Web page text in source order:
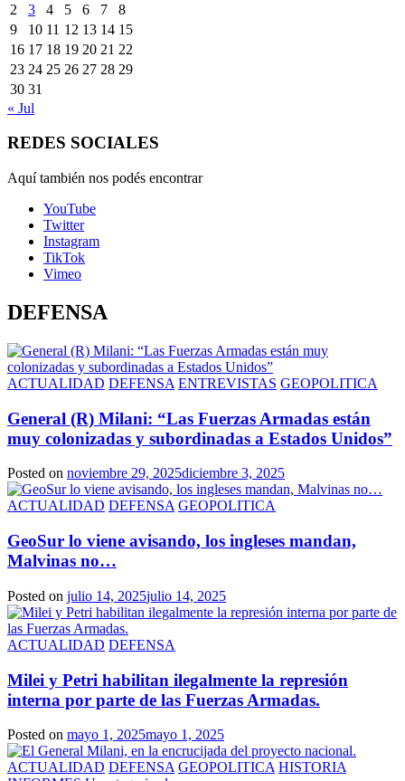
2
3 4 5 6 7
8
9
10 11 12 13 14 15
16 17 18 19 20 21 22
23 24 25 26 27 28 29
30 31
« Jul
REDES SOCIALES
Aquí también nos podés encontrar
YouTube
Twitter
Instagram
TikTok
Vimeo
DEFENSA
ACTUALIDAD DEFENSA ENTREVISTAS GEOPOLITICA
General (R) Milani: “Las Fuerzas Armadas están
muy colonizadas y subordinadas a Estados Unidos”
Posted on noviembre 29, 2025diciembre 3, 2025
ACTUALIDAD DEFENSA GEOPOLITICA
GeoSur lo viene avisando, los ingleses mandan,
Malvinas no…
Posted on julio 14, 2025julio 14, 2025
ACTUALIDAD DEFENSA
Milei y Petri habilitan ilegalmente la represión
interna por parte de las Fuerzas Armadas.
Posted on mayo 1, 2025mayo 1, 2025
ACTUALIDAD DEFENSA GEOPOLITICA HISTORIA